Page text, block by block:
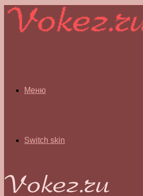
Меню
Switch skin